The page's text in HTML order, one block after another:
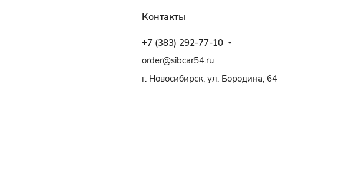
Контакты
+7 (383) 292-77-10
order@sibcar54.ru
г. Новосибирск, ул. Бородина, 64